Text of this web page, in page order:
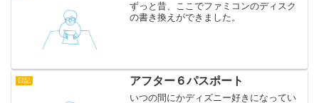
ずっと昔、ここでファミコンのディスク
の書き換えができました。
日記 アフター６パスポート
いつの間にかディズニー好きになってい